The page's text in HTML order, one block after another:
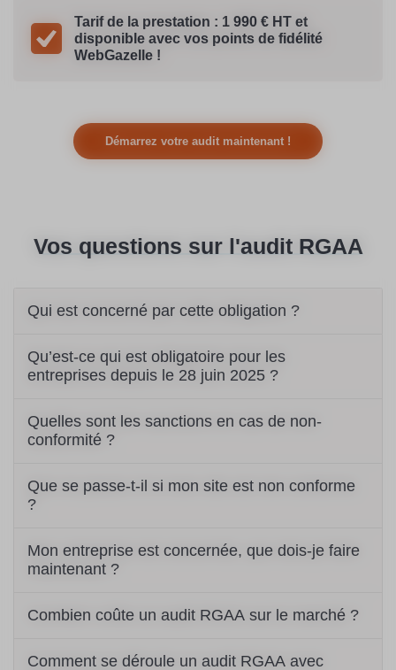
Tarif de la prestation : 1 990 € HT et
disponible avec vos points de fidélité
WebGazelle !
Démarrez votre audit maintenant !
Vos questions sur l'audit RGAA
Qui est concerné par cette obligation ?
Qu’est-ce qui est obligatoire pour les
entreprises depuis le 28 juin 2025 ?
Quelles sont les sanctions en cas de non-
conformité ?
Que se passe-t-il si mon site est non conforme
?
Mon entreprise est concernée, que dois-je faire
maintenant ?
Combien coûte un audit RGAA sur le marché ?
Comment se déroule un audit RGAA avec